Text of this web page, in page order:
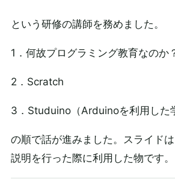
という研修の講師を務めました。
1．何故プログラミング教育なのか
2．Scratch
3．Studuino（Arduinoを利用した
の順で話が進みました。スライド
説明を行った際に利用した物です。